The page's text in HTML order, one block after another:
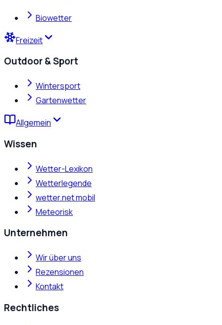
Biowetter
Freizeit
Outdoor & Sport
Wintersport
Gartenwetter
Allgemein
Wissen
Wetter-Lexikon
Wetterlegende
wetter.net mobil
Meteorisk
Unternehmen
Wir über uns
Rezensionen
Kontakt
Rechtliches